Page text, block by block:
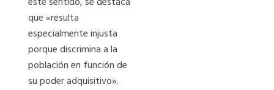
que «resulta
especialmente injusta
porque discrimina a la
población en función de
su poder adquisitivo».